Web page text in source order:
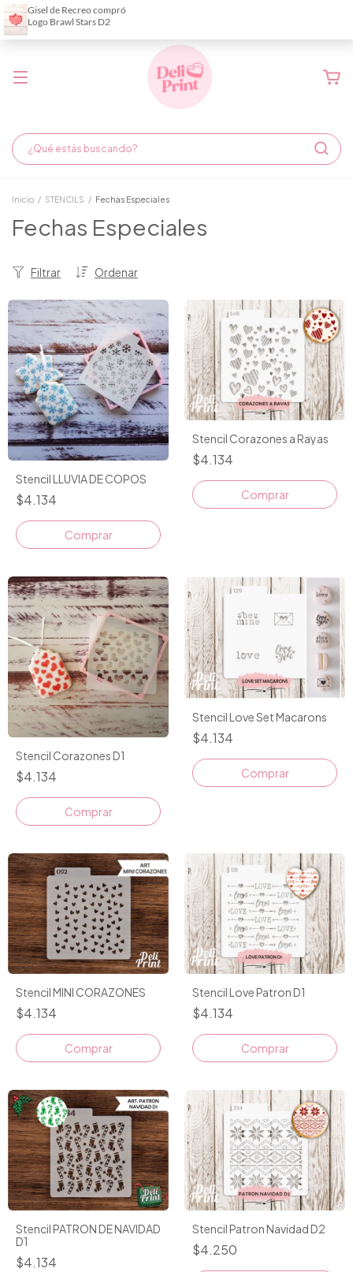
Demora de fabricación hasta 6 días hábiles
Inicio / STENCILS / Fechas Especiales
Fechas Especiales
Ordenar
Filtrar
Stencil LLUVIA DE COPOS
$4.134
Stencil Corazones a Rayas
$4.134
Stencil Corazones D1
$4.134
Stencil Love Set Macarons
$4.134
Stencil MINI CORAZONES
$4.134
Stencil Love Patron D1
$4.134
Stencil PATRON DE NAVIDAD
D1
$4.134
Stencil Patron Navidad D2
$4.250